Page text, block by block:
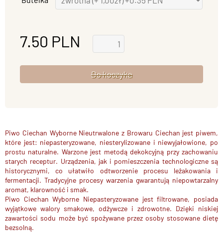
7.50 PLN
Piwo Ciechan Wyborne Nieutrwalone z Browaru Ciechan jest piwem,
które jest: niepasteryzowane, niesterylizowane i niewyjałowione, po
prostu naturalne. Warzone jest metodą dekokcyjną przy zachowaniu
starych receptur. Urządzenia, jak i pomieszczenia technologiczne są
historycznymi, co ułatwiło odtworzenie procesu leżakowania i
fermentacji. Tradycyjne procesy warzenia gwarantują niepowtarzalny
aromat, klarowność i smak.
Piwo Ciechan Wyborne Niepasteryzowane jest filtrowane, posiada
wyjątkowe walory smakowe, odżywcze i zdrowotne. Dzięki niskiej
zawartości sodu może być spożywane przez osoby stosowane dietę
bezsolną.